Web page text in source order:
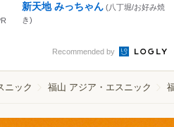
新天地 みっちゃん (八丁堀/お好み焼
き)
Recommended by
ニック 福山 アジア・エスニック